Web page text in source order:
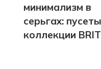
минимализм в
серьгах:
коллекции